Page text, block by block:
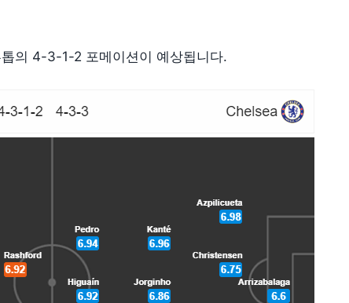
의 4-3-1-2 포메이션이 예상됩니다.